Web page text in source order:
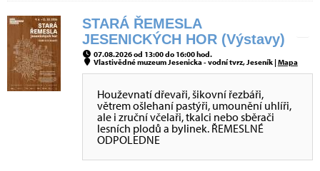
STARÁ ŘEMESLA
JESENICKÝCH HOR (Výstavy)
07.08.2026 od 13:00 do 16:00 hod.
Vlastivědné muzeum Jesenicka - vodní tvrz, Jeseník |Mapa
Houževnatí dřevaři, šikovní řezbáři,
větrem ošlehaní pastýři, umounění uhlíři,
ale i zruční včelaři, tkalci nebo sběrači
lesních plodů a bylinek. ŘEMESLNÉ
ODPOLEDNE